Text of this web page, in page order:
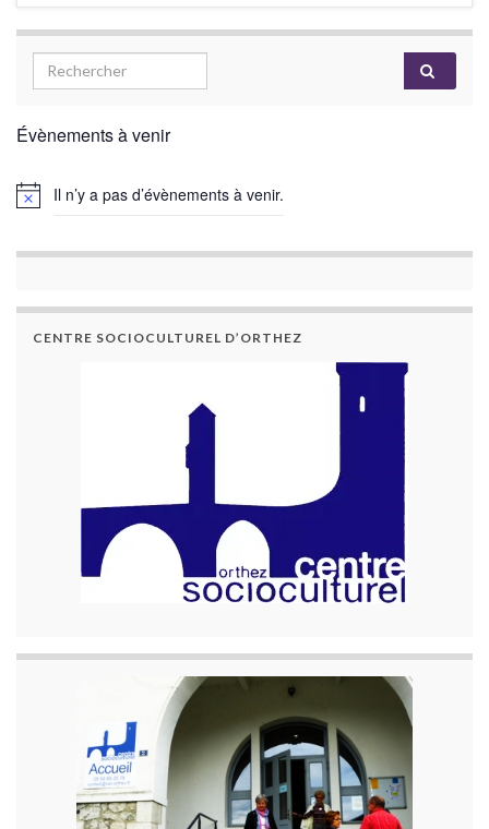
Évènements à venir
Il n’y a pas d’évènements à venir.
CENTRE SOCIOCULTUREL D’ORTHEZ